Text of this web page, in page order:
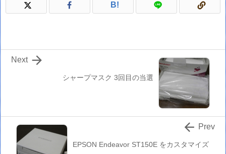
B!
シャープマスク 3回目の当選

Next
EPSON Endeavor ST150E をカスタマイズ
 Prev